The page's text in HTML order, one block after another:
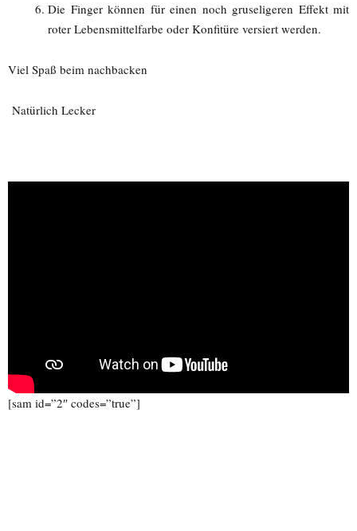
Die Finger können für einen noch gruseligeren Effekt mit
roter Lebensmittelfarbe oder Konfitüre versiert werden.
Viel Spaß beim nachbacken
Natürlich Lecker
[sam id=”2″ codes=”true”]